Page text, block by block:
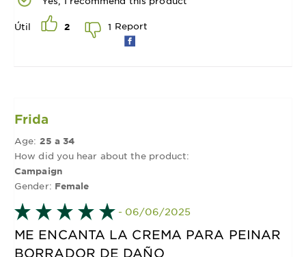
Útil 2 1 Report
Frida
Age: 25 a 34
How did you hear about the product:
Campaign
Gender: Female
- 06/06/2025
ME ENCANTA LA CREMA PARA PEINAR
BORRADOR DE DAÑO